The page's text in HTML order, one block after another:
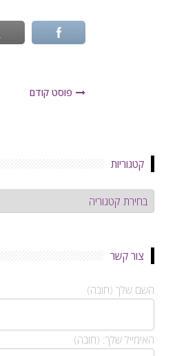
פוסט קודם
קטגוריות
קטגוריות
צור קשר
השם שלך (חובה)
האימייל שלך: (חובה)